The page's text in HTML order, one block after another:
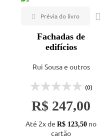
Fachadas de
edifícios
Rui Sousa e outros
(0)
R$ 247,00
Até 2x de R$ 123,50 no
cartão